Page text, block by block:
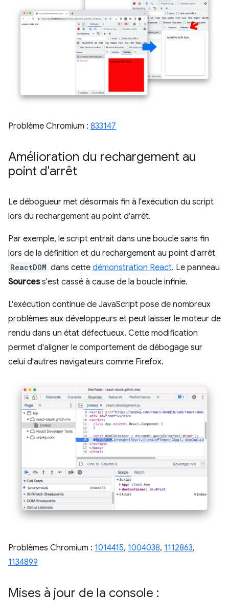
Problème Chromium : 833147
Amélioration du rechargement au
point d'arrêt
Le débogueur met désormais fin à l'exécution du script
lors du rechargement au point d'arrêt.
Par exemple, le script entrait dans une boucle sans fin
lors de la définition et du rechargement au point d'arrêt
ReactDOM dans cette démonstration React. Le panneau
Sourcess'est cassé à cause de la boucle infinie.
L'exécution continue de JavaScript pose de nombreux
problèmes aux développeurs et peut laisser le moteur de
rendu dans un état défectueux. Cette modification
permet d'aligner le comportement de débogage sur
celui d'autres navigateurs comme Firefox.
Problèmes Chromium : 1014415, 1004038, 1112863,
1134899
Mises à jour de la console :